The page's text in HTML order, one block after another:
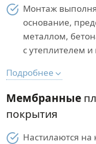
Монтаж
основание,
металлом,
с утеплителем
Подробнее
Мембранные
покрытия
Настилаются